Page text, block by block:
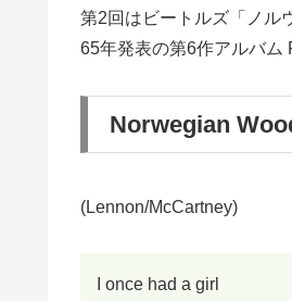
第2回はビートルズ「ノル
65年発表の第6作アルバム
Norwegian
(Lennon/McCartney)
I once had a girl